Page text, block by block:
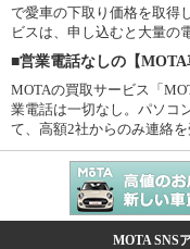
で愛車の下取り価格を取得
ビスは、申し込むと大量の
■営業電話なしの【MOTA
MOTAの買取サービス「
業電話は一切なし。パソコ
て、高額2社からのみ連絡を
MOTA SNS